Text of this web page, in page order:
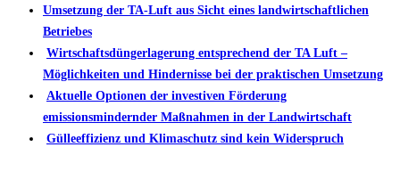
Umsetzung der TA-Luft aus Sicht eines landwirtschaftlichen
Betriebes
Wirtschaftsdüngerlagerung entsprechend der TA Luft –
Möglichkeiten und Hindernisse bei der praktischen Umsetzung
Aktuelle Optionen der investiven Förderung
emissionsmindernder Maßnahmen in der Landwirtschaft
Gülleeffizienz und Klimaschutz sind kein Widerspruch